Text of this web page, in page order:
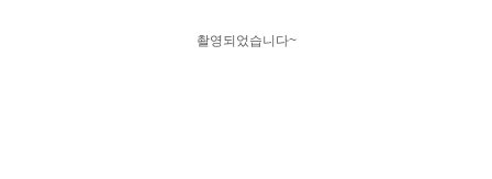
촬영되었습니다~